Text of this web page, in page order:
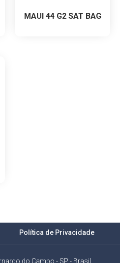
MAUI 44 G2 SAT BAG
Política de Privacidade
do Campo - SP - Brasil